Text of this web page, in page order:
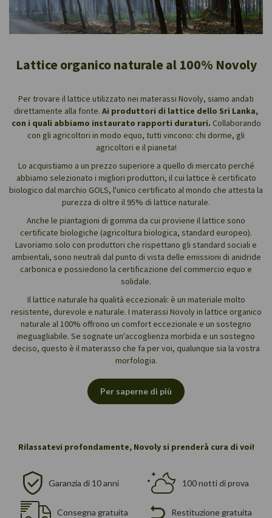
Lattice organico naturale al 100% Novoly
Per trovare il lattice utilizzato nei materassi Novoly, siamo andati
direttamente alla fonte. Ai produttori di lattice dello Sri Lanka,
con i quali abbiamo instaurato rapporti duraturi. Collaborando
con gli agricoltori in modo equo, tutti vincono: chi dorme, gli
agricoltori e il pianeta!
Lo acquistiamo a un prezzo superiore a quello di mercato perché
abbiamo selezionato i migliori produttori, il cui lattice è certificato
biologico dal marchio GOLS, l'unico certificato al mondo che attesta la
purezza di oltre il 95% di lattice naturale.
Anche le piantagioni di gomma da cui proviene il lattice sono
certificate biologiche (agricoltura biologica, standard europeo).
Lavoriamo solo con produttori che rispettano gli standard sociali e
ambientali, sono neutrali dal punto di vista delle emissioni di anidride
carbonica e possiedono la certificazione del commercio equo e
solidale.
Il lattice naturale ha qualità eccezionali: è un materiale molto
resistente, durevole e naturale. I materassi Novoly in lattice organico
naturale al 100% offrono un comfort eccezionale e un sostegno
ineguagliabile. Se sognate un'accoglienza morbida e un sostegno
deciso, questo è il materasso che fa per voi, qualunque sia la vostra
morfologia.
Per saperne di più
Rilassatevi profondamente, Novoly si prenderà cura di voi!
Garanzia di 10 anni 100 notti di prova
Consegna gratuita Restituzione gratuita